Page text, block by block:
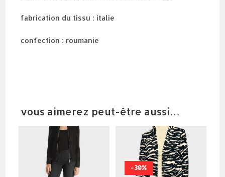
fabrication du tissu : italie
confection : roumanie
vous aimerez peut-être aussi…
-30%